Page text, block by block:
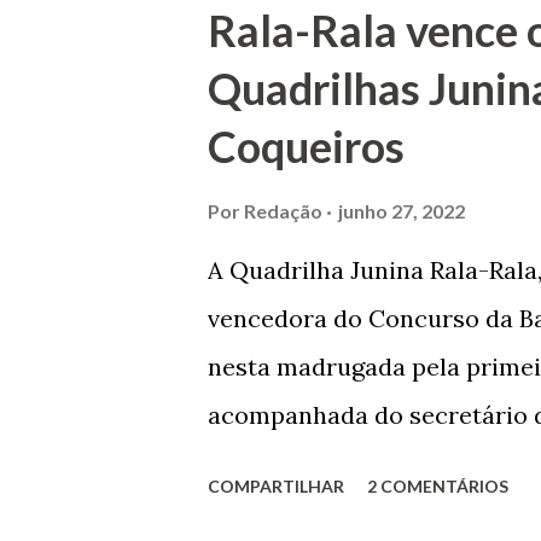
apontam que alguns
apropriar-se da volumosa
de Janeiro e casou-se com
Melo mandou construir a
dos Passos, que foi
Joaquim de Vasconcelos. A
Rala-Rala vence
Quadrilhas
Coqueiros
Por Redação junho 27, 2022
A Quadrilha Junina Rala-
vencedora do Concurso da
nesta madrugada pela
acompanhada do secretário
COMPARTILHAR 2 COMENTÁRIOS